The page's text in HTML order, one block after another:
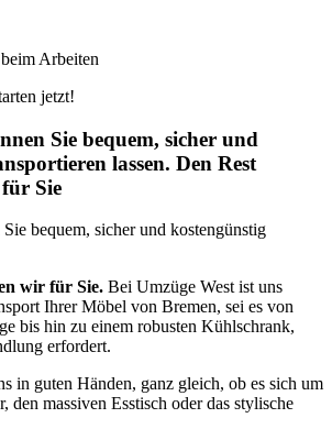
Arbeiten
jetzt!
Sie bequem, sicher und
lassen. Den Rest
Sie
bequem, sicher und kostengünstig
wir für Sie. Bei Umzüge West ist uns
Ihrer Möbel von Bremen, sei es von
bis hin zu einem robusten Kühlschrank,
erfordert.
in guten Händen, ganz gleich, ob es sich um
den massiven Esstisch oder das stylische